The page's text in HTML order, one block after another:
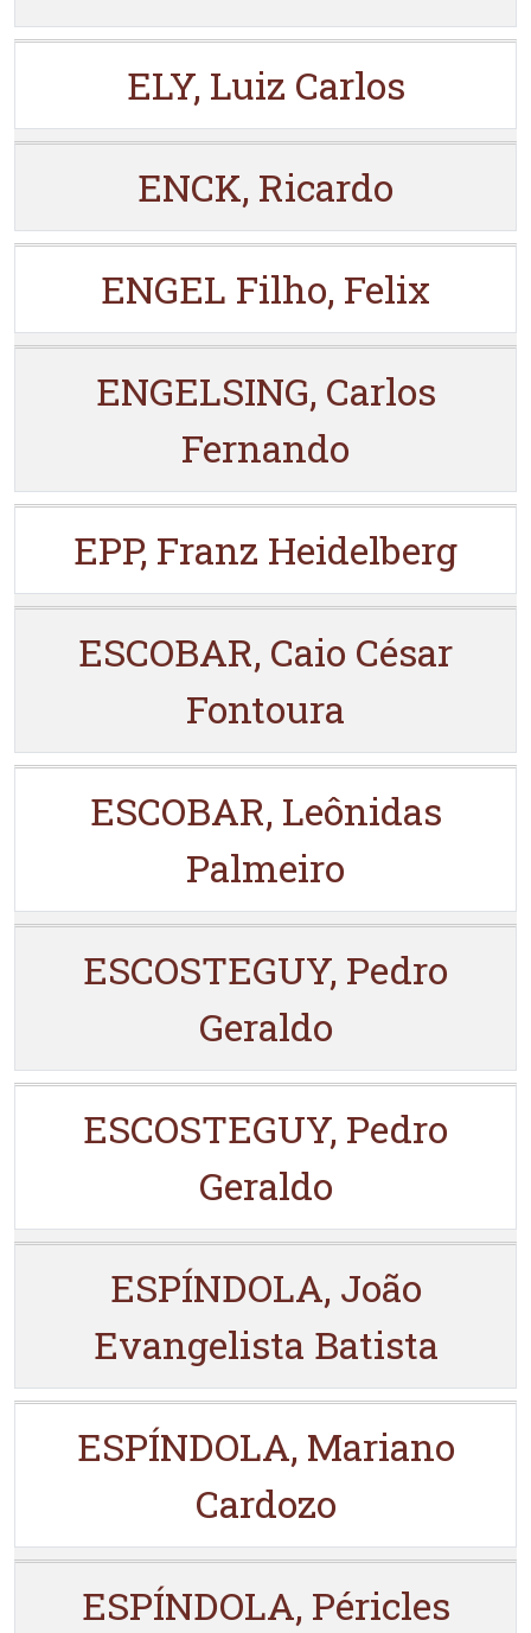
ELY, Luiz Carlos
ENCK, Ricardo
ENGEL Filho, Felix
ENGELSING, Carlos
Fernando
EPP, Franz Heidelberg
ESCOBAR, Caio César
Fontoura
ESCOBAR, Leônidas
Palmeiro
ESCOSTEGUY, Pedro
Geraldo
ESCOSTEGUY, Pedro
Geraldo
ESPÍNDOLA, João
Evangelista Batista
ESPÍNDOLA, Mariano
Cardozo
ESPÍNDOLA, Péricles